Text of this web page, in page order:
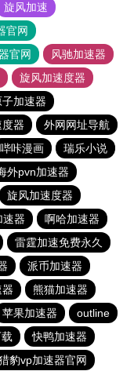
旋风加速
官网
官网
风驰加速器
旋风加速度器
子加速器
器
外网网址导航
哔咔漫画
瑞乐小说
外pvn加速器
旋风加速度器
速器
啊哈加速器
雷霆加速免费永久
派币加速器
熊猫加速器
苹果加速器
outline
快鸭加速器
豹vp加速器官网